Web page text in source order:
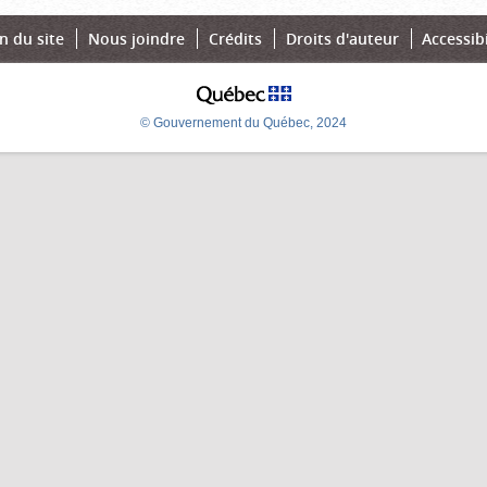
du site Nous joindre Crédits Droits d'auteur
© Gouvernement du Québec, 2024